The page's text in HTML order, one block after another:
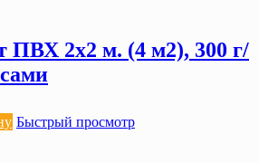
ПВХ 2х2 м. (4 м2), 300 г/
Быстрый просмотр